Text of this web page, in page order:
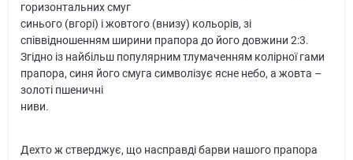
горизонтальних смуг
синього (вгорі) і жовтого (внизу) кольорів, зі
співвідношенням ширини прапора до його довжини 2:3.
Згідно із найбільш популярним тлумаченням колірної гами
прапора, синя його смуга символізує ясне небо, а жовта –
золоті пшеничні
ниви.
Дехто ж стверджує, що насправді барви нашого прапора